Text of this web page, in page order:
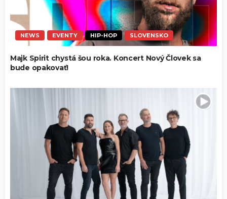
NEWS EVENTY HIP-HOP SLOVENSKO
Majk Spirit chystá šou roka. Koncert Nový Človek sa
bude opakovať!